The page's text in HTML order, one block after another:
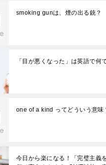
smoking gunは、煙の出る銃？
「目が悪くなった」は英語で何
one of a kind ってどういう意味
今日から楽になる！「完璧主義